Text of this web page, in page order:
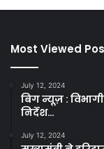
Most Viewed
July 12, 2024
बिग न्यूज़ :
निर्देश…
July 12, 2024